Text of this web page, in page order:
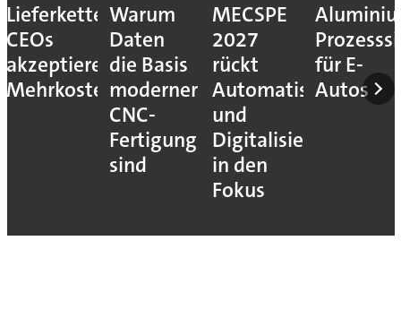
Lieferkettenresilienz:
CEOs
akzeptieren
Mehrkosten
Warum
Daten
die Basis
moderner
CNC-
Fertigung
sind
MECSPE
2027
rückt
Automatisierung
und
Digitalisierung
in den
Fokus
für E-
Autos